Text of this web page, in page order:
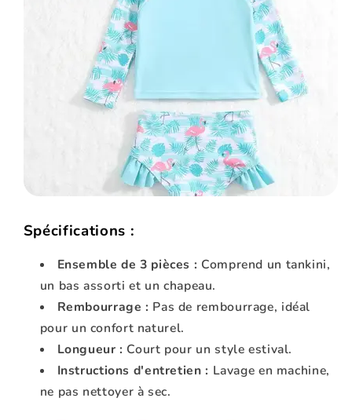
Spécifications :
Ensemble de 3 pièces : Comprend un tankini,
un bas assorti et un chapeau.
Rembourrage : Pas de rembourrage, idéal
pour un confort naturel.
Longueur : Court pour un style estival.
Instructions d'entretien : Lavage en machine,
ne pas nettoyer à sec.